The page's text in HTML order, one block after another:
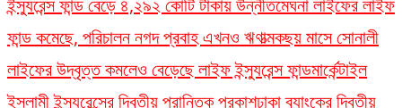
ইন্স্যুরেন্স ফান্ড বেড়ে ৪,২৯২ কোটি টাকায় উন্নীতমেঘনা লাইফের লাইফ
ফান্ড কমেছে, পরিচালন নগদ প্রবাহ এখনও ঋণাত্মকছয় মাসে সোনালী
লাইফের উদ্বৃত্ত কমলেও বেড়েছে লাইফ ইন্স্যুরেন্স ফান্ডমার্কেন্টাইল
ইসলামী ইন্স্যুরেন্সের দ্বিতীয় প্রান্তিক প্রকাশঢাকা ব্যাংকের দ্বিতীয়